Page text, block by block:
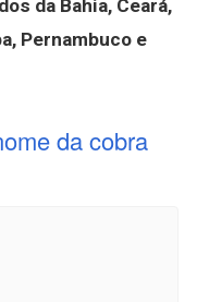
da Bahia, Ceará,
Pernambuco e
da cobra